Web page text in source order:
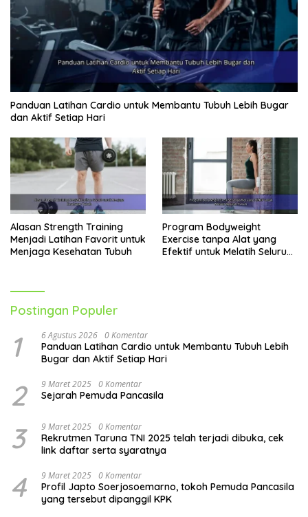
Menjaga berat badan ideal.
Meningkatkan kesehatan kulit
Memperpanjang umur
Kesimpulan
Pola makan sehat adalah kunci untuk hidup lebih lama
dan bebas penyakit. Dengan memahami prinsip-prinsip
dasar dan menerapkan tips-tips di atas, Anda dapat
memulai perjalanan menuju hidup yang lebih sehat
dan bahagia. Ingatlah bahwa perubahan pola makan
membutuhkan waktu dan kesabaran. Jangan
menyerah, dan mulailah langkah kecil untuk mencapai
tujuan hidup sehat Anda.
Panduan Latihan Cardio untuk Membantu Tubuh Lebih Bugar
dan Aktif Setiap Hari
Alasan Strength Training
Menjadi Latihan Favorit untuk
Menjaga Kesehatan Tubuh
Program Bodyweight
Exercise tanpa Alat yang
Efektif untuk Melatih Seluruh
Postingan Populer
1 6 Agustus 2026 0 Komentar
Panduan Latihan Cardio untuk Membantu Tubuh Lebih
Bugar dan Aktif Setiap Hari
2 9 Maret 2025 0 Komentar
Sejarah Pemuda Pancasila
3 9 Maret 2025 0 Komentar
Rekrutmen Taruna TNI 2025 telah terjadi dibuka, cek
link daftar serta syaratnya
4 9 Maret 2025 0 Komentar
Profil Japto Soerjosoemarno, tokoh Pemuda Pancasila
yang tersebut dipanggil KPK